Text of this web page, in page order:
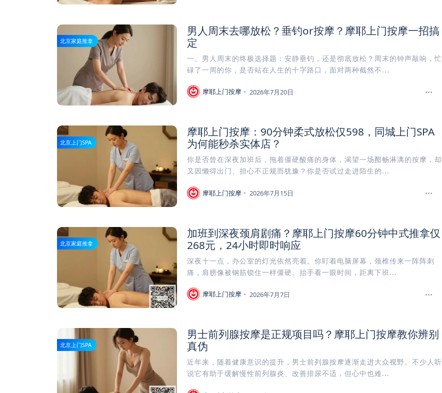
北京家庭推拿
男人周末去哪放松？垂钓or按摩？摩耶上门按摩一招搞
定
一、男人周末的终极选择题：安静垂钓，还是彻底放松？周末的钟声敲响，忙
碌了一周的你，是否站在人生的十字路口，面对两种截然不...
摩耶上门按摩 2026年7月20日
北京上门SPA
摩耶上门按摩：90分钟柔式放松仅598，同城上门SPA
为何能秒杀实体店？
你是否曾在深夜加班后，拖着僵硬酸痛的身体，渴望一场酣畅淋漓的按摩，却
又因懒得出门、担心不正规而犹豫？你是否试过走进陌生的...
摩耶上门按摩 2026年7月15日
北京家庭推拿
加班到深夜颈肩剧痛？摩耶上门按摩60分钟中式推拿仅
268元，24小时即时响应
深夜十一点，办公室的灯光依然亮着。你盯着电脑屏幕，颈椎传来一阵阵刺
痛，肩膀像被钢筋锁住一样僵硬。抬手看一眼时间，距离下班...
摩耶上门按摩 2026年7月7日
北京上门SPA
男士前列腺按摩是正规项目吗？摩耶上门按摩教你辨别
真伪
近年来，随着健康意识的提升，男士前列腺按摩逐渐走进大众视野。不少人听
说它有助于缓解慢性前列腺炎、改善排尿不适，但心中也难...